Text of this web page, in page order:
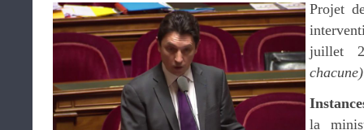
Projet
juillet
la